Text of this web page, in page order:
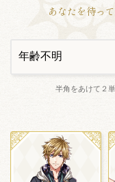
あなたを待っ
半角をあけて２